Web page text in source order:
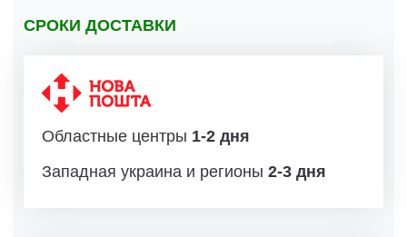
СРОКИ ДОСТАВКИ
Областные центры 1-2 дня
Западная украина и регионы 2-3 дня